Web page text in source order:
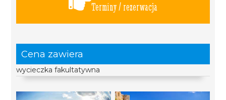
Terminy / rezerwacja
Cena zawiera
wycieczka fakultatywna